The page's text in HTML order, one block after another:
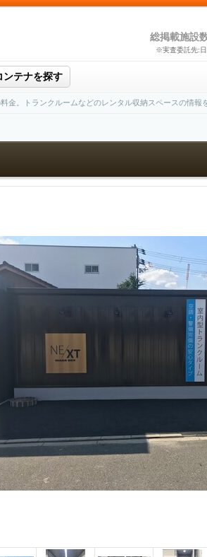
総掲載施設
※実査委託先:
ンテナを探す
金。トランクルームなどのレンタル収納スペースの情報